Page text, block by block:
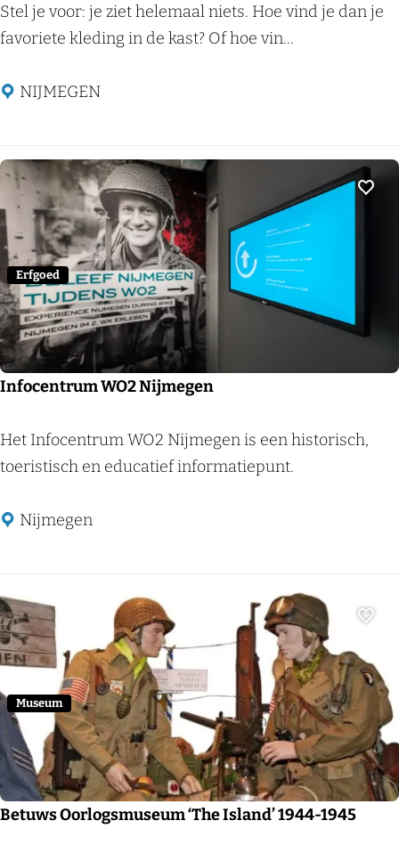
m
u
I
m
Stel je voor: je ziet helemaal niets. Hoe vind je dan je
favoriete kleding in de kast? Of hoe vin...
NIJMEGEN
Infocentrum WO2 Nijmegen
I
n
o
n
t
r
m
O
2
N
Het Infocentrum WO2 Nijmegen is een historisch,
toeristisch en educatief informatiepunt.
Nijmegen
Erfgoed
Betuws Oorlogsmuseum ‘The Island’ 1944-1945
Museum